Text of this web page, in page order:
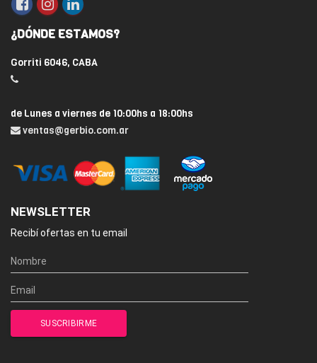
¿DÓNDE ESTAMOS?
Gorriti 6046, CABA
de Lunes a viernes de 10:00hs a 18:00hs
ventas@gerbio.com.ar
NEWSLETTER
Recibí ofertas en tu email